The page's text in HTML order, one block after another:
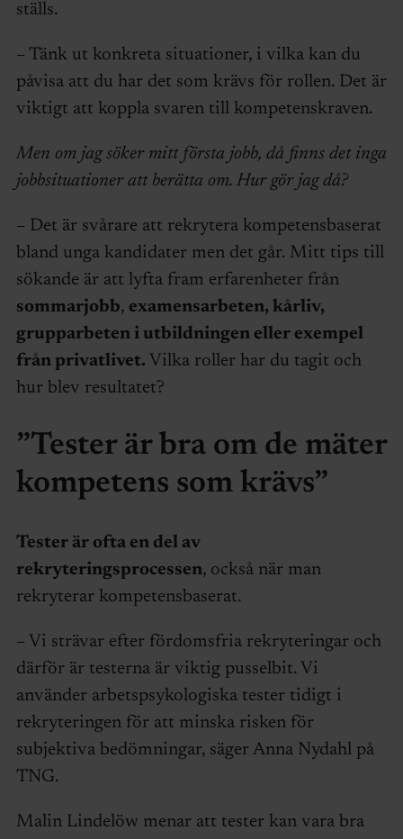
ställs.
– Tänk ut konkreta situationer, i vilka kan du
påvisa att du har det som krävs för rollen. Det är
viktigt att koppla svaren till kompetenskraven.
Men om jag söker mitt första jobb, då finns det inga
jobbsituationer att berätta om. Hur gör jag då?
– Det är svårare att rekrytera kompetensbaserat
bland unga kandidater men det går. Mitt tips till
sökande är att lyfta fram erfarenheter från
sommarjobb, examensarbeten, kårliv,
grupparbeten i utbildningen eller exempel
från privatlivet. Vilka roller har du tagit och
hur blev resultatet?
”Tester är bra om de mäter
kompetens som krävs”
Tester är ofta en del av
rekryteringsprocessen, också när man
rekryterar kompetensbaserat.
– Vi strävar efter fördomsfria rekryteringar och
därför är testerna är viktig pusselbit. Vi
använder arbetspsykologiska tester tidigt i
rekryteringen för att minska risken för
subjektiva bedömningar, säger Anna Nydahl på
TNG.
Malin Lindelöw menar att tester kan vara bra